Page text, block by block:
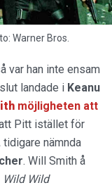
Warner Bros.
var han inte ensam
landade i Keanu
möjligheten att
Pitt istället för
nämnda
. Will Smith å
Wild Wild